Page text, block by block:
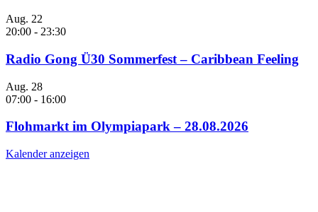
Aug. 22
20:00 - 23:30
Radio Gong Ü30 Sommerfest – Caribbean Feeling
Aug. 28
07:00 - 16:00
Flohmarkt im Olympiapark – 28.08.2026
Kalender anzeigen